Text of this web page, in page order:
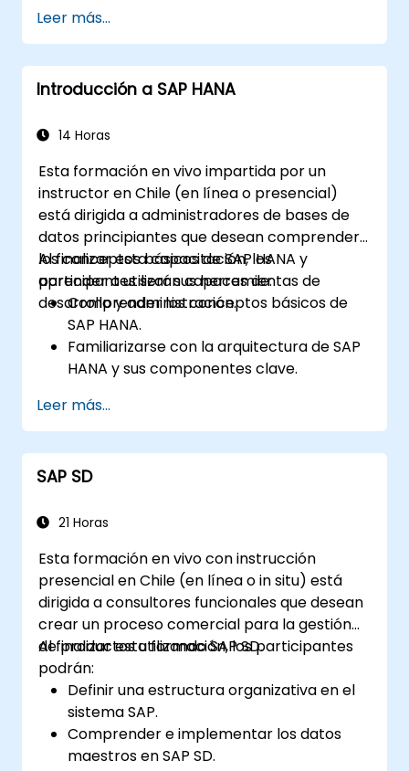
Optimizar el rendimiento del sistema y la
utilización de recursos.
Implementar las mejores prácticas de
monitoreo y mantenimiento para
Leer más...
Introducción a SAP HANA
14 Horas
Esta formación en vivo impartida por un
instructor en Chile (en línea o presencial)
está dirigida a administradores de bases de
datos principiantes que desean comprender
los conceptos básicos de SAP HANA y
aprender a utilizar sus herramientas de
desarrollo y administración.
Al finalizar esta capacitación, los
participantes serán capaces de:
Comprender los conceptos básicos de
SAP HANA.
Familiarizarse con la arquitectura de SAP
HANA y sus componentes clave.
administración de SAP HANA.
Leer más...
SAP SD
21 Horas
Esta formación en vivo con instrucción
presencial en Chile (en línea o in situ) está
dirigida a consultores funcionales que desean
crear un proceso comercial para la gestión
de productos utilizando SAP SD.
Al finalizar esta formación, los participantes
podrán:
Definir una estructura organizativa en el
sistema SAP.
Comprender e implementar los datos
maestros en SAP SD.